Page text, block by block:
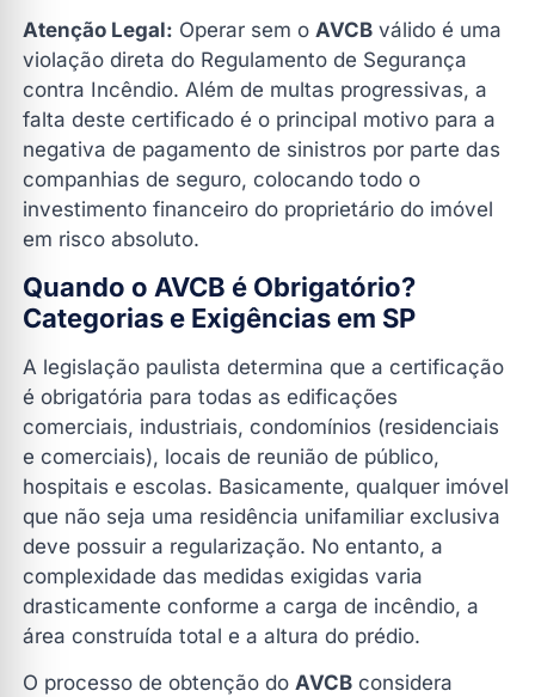
Atenção Legal: Operar sem o AVCB válido é uma
violação direta do Regulamento de Segurança
contra Incêndio. Além de multas progressivas, a
falta deste certificado é o principal motivo para a
negativa de pagamento de sinistros por parte das
companhias de seguro, colocando todo o
investimento financeiro do proprietário do imóvel
em risco absoluto.
Quando o AVCB é Obrigatório?
Categorias e Exigências em SP
A legislação paulista determina que a certificação
é obrigatória para todas as edificações
comerciais, industriais, condomínios (residenciais
e comerciais), locais de reunião de público,
hospitais e escolas. Basicamente, qualquer imóvel
que não seja uma residência unifamiliar exclusiva
deve possuir a regularização. No entanto, a
complexidade das medidas exigidas varia
drasticamente conforme a carga de incêndio, a
área construída total e a altura do prédio.
O processo de obtenção do AVCB considera